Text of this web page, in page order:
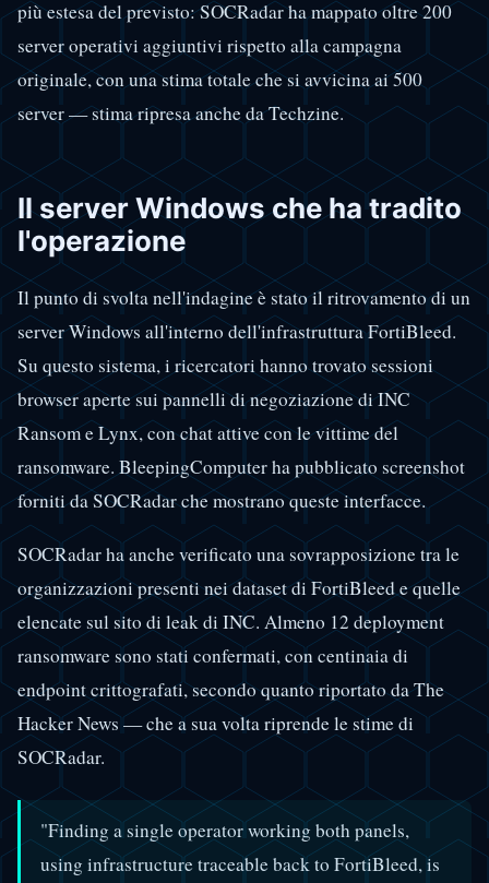
più estesa del previsto: SOCRadar ha mappato oltre 200
server operativi aggiuntivi rispetto alla campagna
originale, con una stima totale che si avvicina ai 500
server — stima ripresa anche da Techzine.
Il server Windows che ha tradito
l'operazione
Il punto di svolta nell'indagine è stato il ritrovamento di un
server Windows all'interno dell'infrastruttura FortiBleed.
Su questo sistema, i ricercatori hanno trovato sessioni
browser aperte sui pannelli di negoziazione di INC
Ransom e Lynx, con chat attive con le vittime del
ransomware. BleepingComputer ha pubblicato screenshot
forniti da SOCRadar che mostrano queste interfacce.
SOCRadar ha anche verificato una sovrapposizione tra le
organizzazioni presenti nei dataset di FortiBleed e quelle
elencate sul sito di leak di INC. Almeno 12 deployment
ransomware sono stati confermati, con centinaia di
endpoint crittografati, secondo quanto riportato da The
Hacker News — che a sua volta riprende le stime di
SOCRadar.
"Finding a single operator working both panels,
using infrastructure traceable back to FortiBleed, is